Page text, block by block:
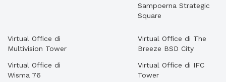
Sampoerna Strategic
Square
Virtual Office di
Multivision Tower
Virtual Office di
Wisma 76
Virtual Office di The
Breeze BSD City
Virtual Office di IFC
Tower